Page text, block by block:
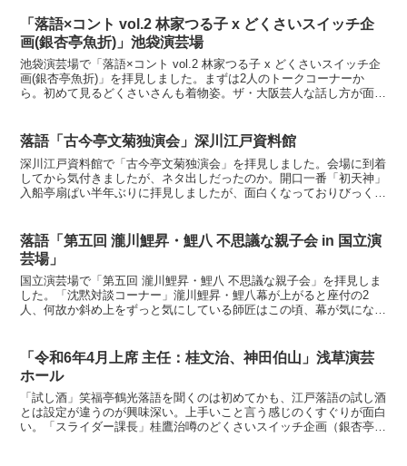
「落語×コント vol.2 林家つる子 x どくさいスイッチ企
画(銀杏亭魚折)」池袋演芸場
池袋演芸場で「落語×コント vol.2 林家つる子 x どくさいスイッチ企
画(銀杏亭魚折)」を拝見しました。まずは2人のトークコーナーか
ら。初めて見るどくさいさんも着物姿。ザ・大阪芸人な話し方が面白
落語「古今亭文菊独演会」深川江戸資料館
深川江戸資料館で「古今亭文菊独演会」を拝見しました。会場に到着
してから気付きましたが、ネタ出しだったのか。開口一番「初天神」
入船亭扇ぱい半年ぶりに拝見しましたが、面白くなっておりびっく
落語「第五回 瀧川鯉昇・鯉八 不思議な親子会 in 国立演
芸場」
国立演芸場で「第五回 瀧川鯉昇・鯉八 不思議な親子会」を拝見しま
した。「沈黙対談コーナー」瀧川鯉昇・鯉八幕が上がると座付の2
人、何故か斜め上をずっと気にしている師匠はこの頃、幕が気になる
「令和6年4月上席 主任：桂文治、神田伯山」浅草演芸
ホール
「試し酒」笑福亭鶴光落語を聞くのは初めてかも、江戸落語の試し酒
とは設定が違うのが興味深い。上手いこと言う感じのくすぐりが面白
い。「スライダー課長」桂鷹治噂のどくさいスイッチ企画（銀杏亭魚